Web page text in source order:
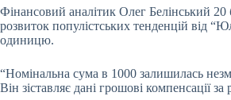
Фінансовий аналітик Олег Белінський 20
розвиток популістських тенденцій від
одиницю.
“Номінальна сума в 1000 залишилась
Він зіставляє дані грошові компенсації за